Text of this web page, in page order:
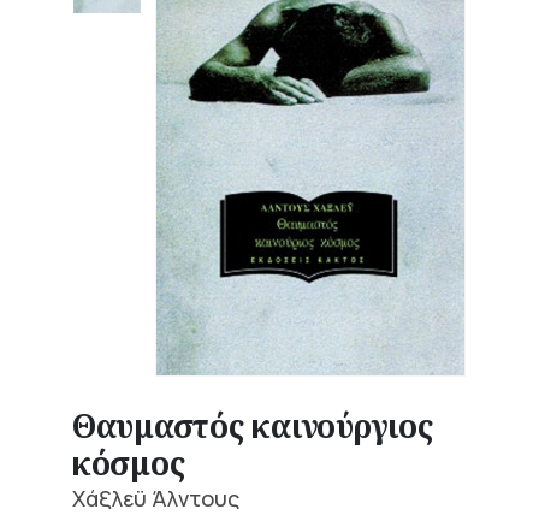
Θαυμαστός καινούργιος
κόσμος
Χάξλεϋ Άλντους